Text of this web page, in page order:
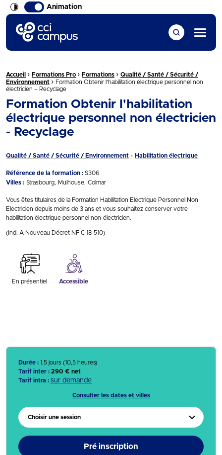
Animation
CCI Campus La formation qui vous ressemble
Menu
Fil d'Ariane :
Accueil › Formations Pro › Formations › Qualité / Santé / Sécurité /
Environnement › Formation Obtenir l’habilitation électrique personnel non
électricien – Recyclage
Formation Obtenir l'habilitation
électrique personnel non électricien
- Recyclage
Qualité / Santé / Sécurité / Environnement Habilitation électrique
Référence de la formation : S306
Villes : Strasbourg Mulhouse Colmar
Vous êtes titulaires de la Formation Habilitation Electrique Personnel Non
Electricien depuis moins de 3 ans et vous souhaitez conserver votre
habilitation électrique personnel non-électricien.
(Ind. A Nouveau Décret NF C 18-510)
En présentiel Accessible
Durée : 1,5 jours (10,5 heures)
Tarif inter : 290 € net
Tarif intra : sur demande
Consulter les dates et villes
Choisir une session
Pré inscription